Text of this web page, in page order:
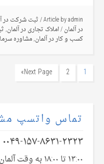
Article byadmin
/ثبت شرکت در
در آلمان/املاک تجاری در آلمان,
کسب و کار در آلمان,مشاوره
1
2
Next Page»
تماس واتسپ
۰۰۴۹-۱۵۷-۸۶۳۱-۲۳۲۳
۱۳:۰۰ تا ۱۸:۰۰